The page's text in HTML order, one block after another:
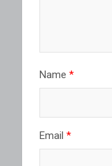
Name *
Email *